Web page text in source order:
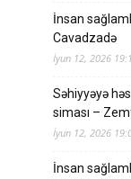
İnsan
Cavadzadə
İyun 12, 2026
Səhiyyəyə
siması –
İyun 12, 2026
İnsan